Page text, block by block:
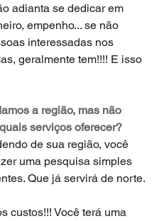
adianta se dedicar em
empenho... se não
interessadas nos
geralmente tem!!!! E isso
a região, mas não
serviços oferecer?
de sua região, você
uma pesquisa simples
Que já servirá de norte.
custos!!! Você terá uma